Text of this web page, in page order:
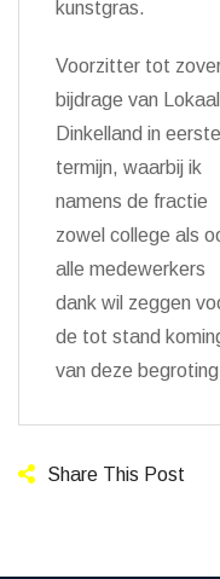
kunstgras.
Voorzitter tot
bijdrage van Lokaal
Dinkelland in eerste
termijn, waarbij ik
namens de fractie
zowel college als
alle medewerkers
dank wil zeggen
de tot stand
van deze
Share This Post